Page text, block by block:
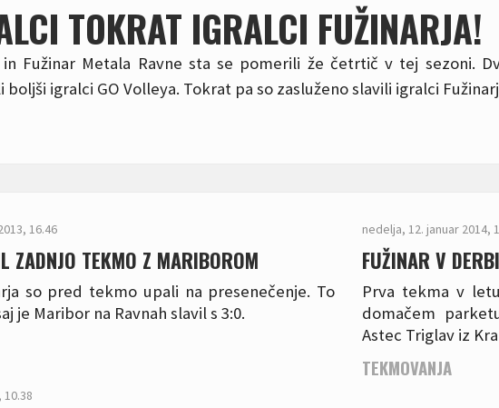
TOKRAT IGRALCI FUŽINARJA!
in Fužinar Metala Ravne sta se pomerili že četrtič v tej sezoni.
igralci GO Volleya. Tokrat pa so zasluženo slavili igralci
16.46
ZADNJO TEKMO Z MARIBOROM
so pred tekmo upali na presenečenje. To
je Maribor na Ravnah slavil s 3:0.
nedelja, 12. januar 2014,
FUŽINAR V
Prva tekma v
domačem
Astec Triglav iz
TEKMOVANJA
10.38